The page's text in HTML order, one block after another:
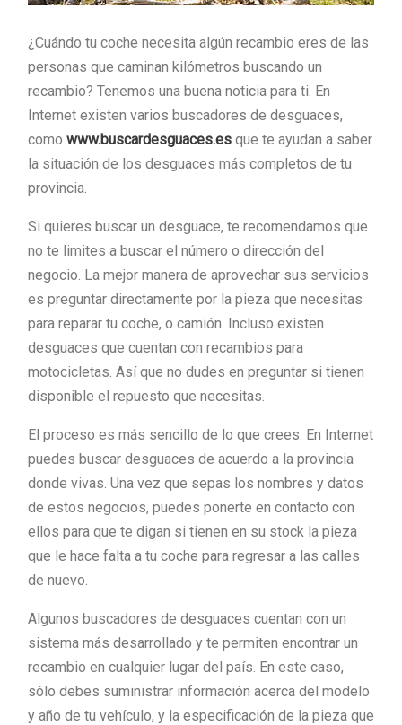
¿Cuándo tu coche necesita algún recambio eres de las
personas que caminan kilómetros buscando un
recambio? Tenemos una buena noticia para ti. En
Internet existen varios buscadores de desguaces,
como www.buscardesguaces.es que te ayudan a saber
la situación de los desguaces más completos de tu
provincia.
Si quieres buscar un desguace, te recomendamos que
no te limites a buscar el número o dirección del
negocio. La mejor manera de aprovechar sus servicios
es preguntar directamente por la pieza que necesitas
para reparar tu coche, o camión. Incluso existen
desguaces que cuentan con recambios para
motocicletas. Así que no dudes en preguntar si tienen
disponible el repuesto que necesitas.
El proceso es más sencillo de lo que crees. En Internet
puedes buscar desguaces de acuerdo a la provincia
donde vivas. Una vez que sepas los nombres y datos
de estos negocios, puedes ponerte en contacto con
ellos para que te digan si tienen en su stock la pieza
que le hace falta a tu coche para regresar a las calles
de nuevo.
Algunos buscadores de desguaces cuentan con un
sistema más desarrollado y te permiten encontrar un
recambio en cualquier lugar del país. En este caso,
sólo debes suministrar información acerca del modelo
y año de tu vehículo, y la especificación de la pieza que